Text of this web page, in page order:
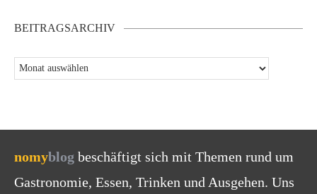
BEITRAGSARCHIV
nomyblog beschäftigt sich mit Themen rund um
Gastronomie, Essen, Trinken und Ausgehen. Uns